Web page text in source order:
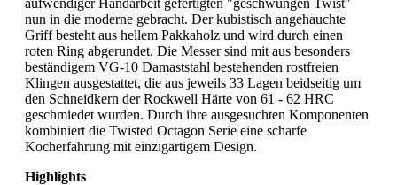
aufwendiger Handarbeit gefertigten "geschwungen Twist"
nun in die moderne gebracht. Der kubistisch angehauchte
Griff besteht aus hellem Pakkaholz und wird durch einen
roten Ring abgerundet. Die Messer sind mit aus besonders
beständigem VG-10 Damaststahl bestehenden rostfreien
Klingen ausgestattet, die aus jeweils 33 Lagen beidseitig um
den Schneidkern der Rockwell Härte von 61 - 62 HRC
geschmiedet wurden. Durch ihre ausgesuchten Komponenten
kombiniert die Twisted Octagon Serie eine scharfe
Kocherfahrung mit einzigartigem Design.
Highlights